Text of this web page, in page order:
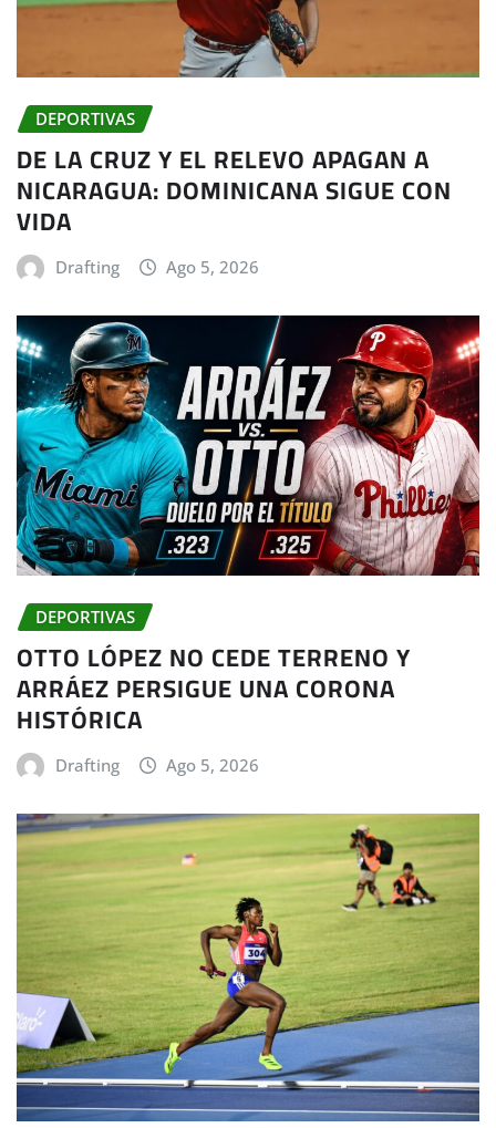
DEPORTIVAS
DE LA CRUZ Y EL RELEVO APAGAN A
NICARAGUA: DOMINICANA SIGUE CON
VIDA
Drafting Ago 5, 2026
DEPORTIVAS
OTTO LÓPEZ NO CEDE TERRENO Y
ARRÁEZ PERSIGUE UNA CORONA
HISTÓRICA
Drafting Ago 5, 2026